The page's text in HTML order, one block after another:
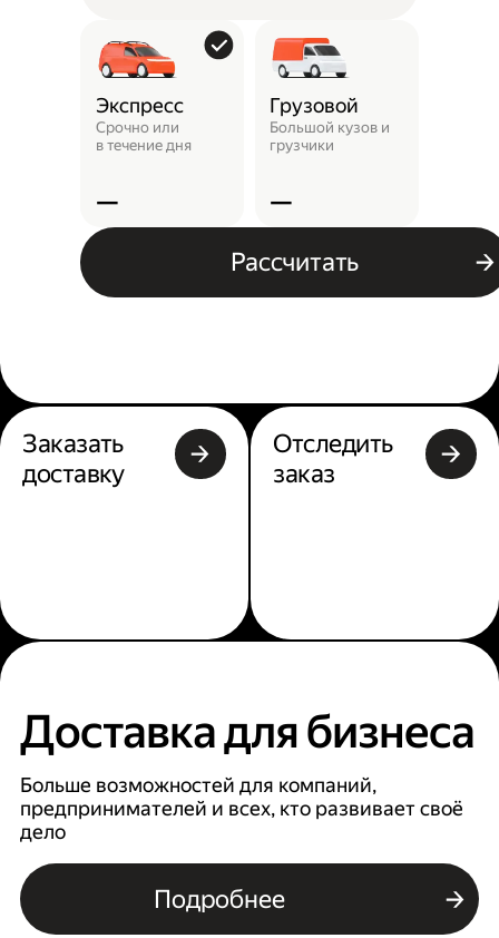
Экспресс
Срочно или
в течение дня
—
Грузовой
Большой кузов и
грузчики
—
Рассчитать
Заказать
доставку
Отследить
заказ
Доставка для бизнеса
Больше возможностей для компаний,
предпринимателей и всех, кто развивает своё
дело
Подробнее